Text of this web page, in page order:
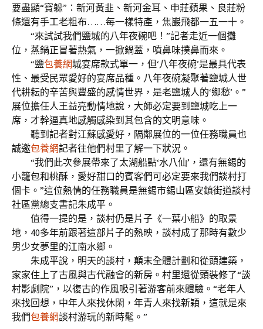
要盡顯“寶躲”：新河黃韭、新河金耳、申莊蘋果、良莊粉
條還有手工老粗布……每一樣特產，焦巖飛都一五一十。
“來試試我們鹽城的八年夜碗吧！”記者走近一個攤
位，蒸鍋正冒著熱氣，一掀鍋蓋，噴鼻味撲鼻而來。
“鹽包養網城宴席款式單一，但‘八年夜碗’是最具代表
性、最受民眾愛好的宴席品種。八年夜碗凝聚著鹽城人世
代耕耘的辛苦與豐盛的感情世界，是老鹽城人的‘鄉愁’。”
展位擔任人王益亮動情地說，大師必定要到鹽城吃上一
席，才幹逼真地感觸感染到其包含的文明意味。
聽到記者對江蘇感愛好，隔鄰展位的一位任務職員也
誠邀包養網記者往他們村里了解一下狀況。
“我們此次參展帶來了太湖船點‘水八仙’，還有無錫的
小籠包和桃酥，愛好甜口的賓客們可必定要來我們談村打
個卡。”這位熱情的任務職員是無錫市錫山區安鎮街道談村
社區黨總支書記朱成平。
值得一提的是，談村仍是片子《一葉小船》的取景
地，40多年前跟著這部片子的熱映，談村成了那時有數少
男少女夢里的江南水鄉。
朱成平說，明天的談村，顛末全體計劃和從頭建築，
家家住上了古風與古代融會的新房。村里還從頭裝修了“談
村影劇院”，以復古的作風吸引著游客前來體驗。“老年人
來找回想，中年人來找休閑，年青人來找新穎，這就是來
我們包養網談村游玩的新時髦。”